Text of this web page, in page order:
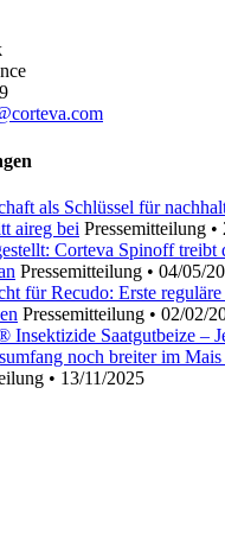
als Schlüssel für
aireg bei Pressemitteilung •
Corteva Spinoff treibt
Pressemitteilung • 04/05/
für Recudo: Erste
Pressemitteilung • 02/02/
Insektizide Saatgutbeize –
noch breiter im Mais
• 13/11/2025